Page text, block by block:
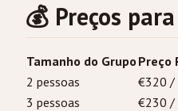
💰 Preços
Tamanho do Grupo Preço
2 pessoas
€320 /
3 pessoas
€230 /